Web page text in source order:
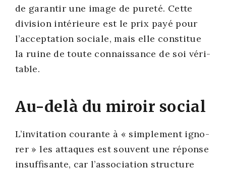
de garan­tir une image de pure­té. Cette
divi­sion inté­rieure est le prix payé pour
l’ac­cep­ta­tion sociale, mais elle consti­tue
la ruine de toute connais­sance de soi véri­
table.
Au-delà du miroir social
L’in­vi­ta­tion cou­rante à « sim­ple­ment igno­
rer » les attaques est sou­vent une réponse
insuf­fi­sante, car l’as­so­cia­tion struc­ture